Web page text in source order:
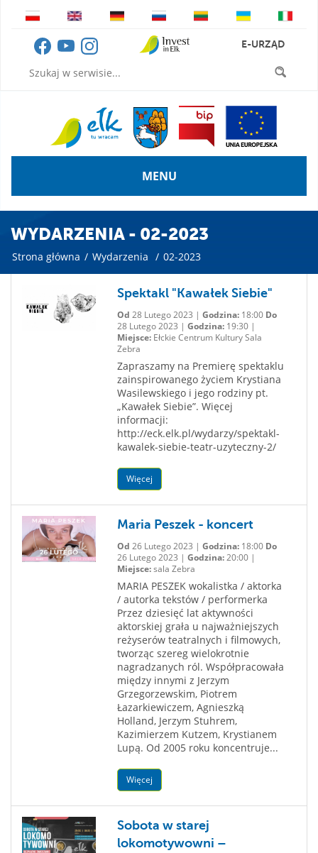
E-URZĄD
MENU
WYDARZENIA - 02-2023
Strona główna / Wydarzenia / 02-2023
Spektakl "Kawałek Siebie"
Od 28 Lutego 2023 | Godzina:18:00 Do
28 Lutego 2023 | Godzina:19:30 |
Miejsce:Ełckie Centrum Kultury Sala
Zebra
Zapraszamy na Premierę spektaklu
zainspirowanego życiem Krystiana
Wasilewskiego i jego rodziny pt.
„Kawałek Siebie”. Więcej
informacji:
http://eck.elk.pl/wydarzy/spektakl-
kawalek-siebie-teatr-uzyteczny-2/
Więcej
Maria Peszek - koncert
Od 26 Lutego 2023 | Godzina:18:00 Do
26 Lutego 2023 | Godzina:20:00 |
Miejsce:sala Zebra
MARIA PESZEK wokalistka / aktorka
/ autorka tekstów / performerka
Przez dziesięć lat aktywności
aktorskiej grała u najważniejszych
reżyserów teatralnych i filmowych,
tworząc szereg wielokrotnie
nagradzanych ról. Współpracowała
między innymi z Jerzym
Grzegorzewskim, Piotrem
Łazarkiewiczem, Agnieszką
Holland, Jerzym Stuhrem,
Kazimierzem Kutzem, Krystianem
Lupą. Od 2005 roku koncentruje...
Więcej
Sobota w starej
lokomotywowni –